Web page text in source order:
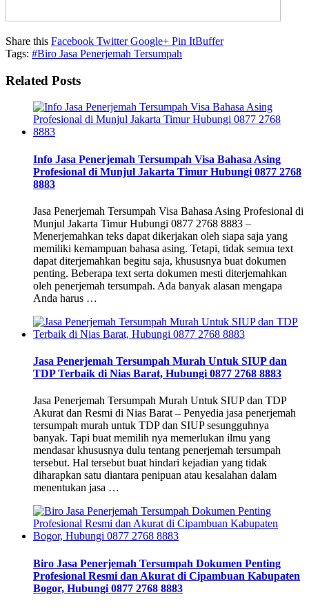
Share this Facebook TwitterGoogle+ Pin ItBuffer
Tags: #Biro Jasa Penerjemah Tersumpah
Related Posts
Info Jasa Penerjemah Tersumpah Visa Bahasa Asing
Profesional di Munjul Jakarta Timur Hubungi 0877 2768
8883
Jasa Penerjemah Tersumpah Visa Bahasa Asing Profesional di
Munjul Jakarta Timur Hubungi 0877 2768 8883 –
Menerjemahkan teks dapat dikerjakan oleh siapa saja yang
memiliki kemampuan bahasa asing. Tetapi, tidak semua text
dapat diterjemahkan begitu saja, khususnya buat dokumen
penting. Beberapa text serta dokumen mesti diterjemahkan
oleh penerjemah tersumpah. Ada banyak alasan mengapa
Anda harus …
Jasa Penerjemah Tersumpah Murah Untuk SIUP dan
TDP Terbaik di Nias Barat, Hubungi 0877 2768 8883
Jasa Penerjemah Tersumpah Murah Untuk SIUP dan TDP
Akurat dan Resmi di Nias Barat – Penyedia jasa penerjemah
tersumpah murah untuk TDP dan SIUP sesungguhnya
banyak. Tapi buat memilih nya memerlukan ilmu yang
mendasar khususnya dulu tentang penerjemah tersumpah
tersebut. Hal tersebut buat hindari kejadian yang tidak
diharapkan satu diantara penipuan atau kesalahan dalam
menentukan jasa …
Biro Jasa Penerjemah Tersumpah Dokumen Penting
Profesional Resmi dan Akurat di Cipambuan Kabupaten
Bogor, Hubungi 0877 2768 8883